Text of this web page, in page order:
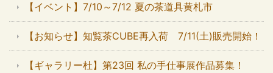
【イベント】7/10～7/12 夏の茶道具黄札市
【お知らせ】知覧茶CUBE再入荷 7/11(土)販売開始！
【ギャラリー杜】第23回 私の手仕事展作品募集！